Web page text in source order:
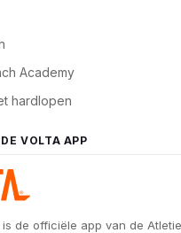
Academy
hardlopen
VOLTA APP
is de officiële app van de